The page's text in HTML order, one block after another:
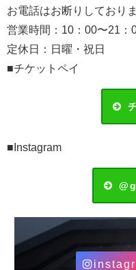
お電話はお断りしておりま
営業時間：10：00〜21：
定休日：日曜・祝日
■チケットペイ
■Instagram